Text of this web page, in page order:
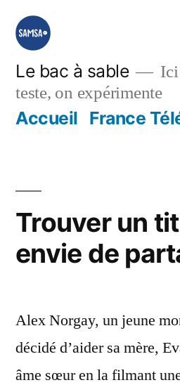
Aller
contenu
Le bac à sable
teste, on expérimente
Accueil France
Trouver un
envie de
Alex Norgay, un jeune
décidé d’aider sa mère,
âme sœur en la filmant